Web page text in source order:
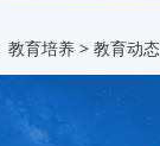
教育培养 > 教育动态